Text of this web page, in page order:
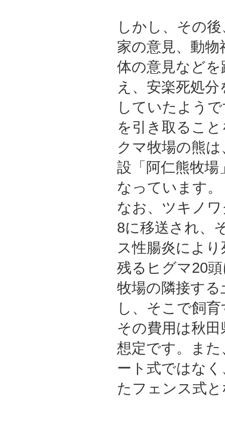
しかし、その
家の意見、動物
体の意見などを
え、安楽死処分
していたよう
を引き取るこ
クマ牧場の熊
設「阿仁熊牧
なっています。
なお、ツキノ
8に移送され、
ス性腸炎によ
残るヒグマ20
牧場の隣接す
し、そこで飼
その費用は秋
想定です。ま
ート式ではな
たフェンス式